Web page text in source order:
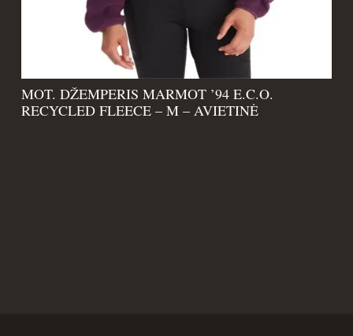
MOT. DŽEMPERIS MARMOT ’94 E.C.O.
RECYCLED FLEECE – M – AVIETINĖ